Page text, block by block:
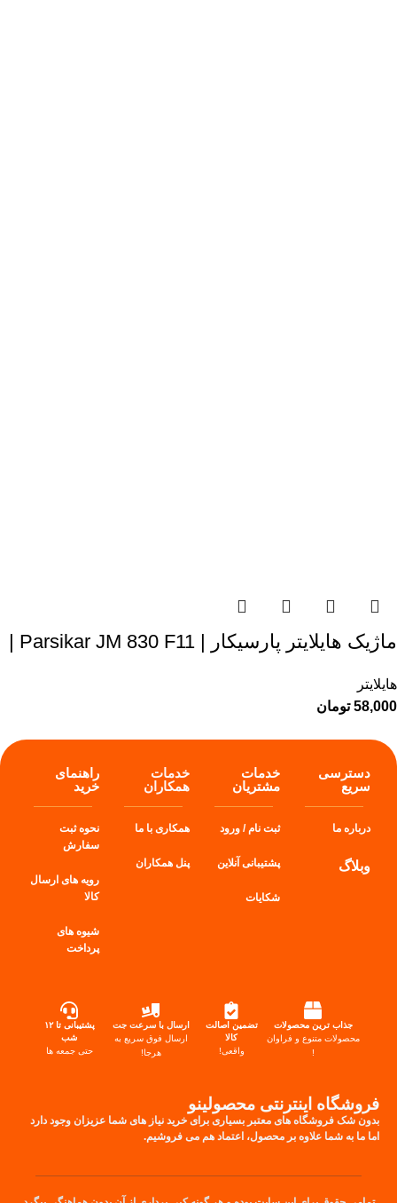
ماژیک هایلایتر پارسیکار | Parsikar JM 830 F11 |
هایلایتر
58,000 تومان
دسترسی
سریع
درباره ما
وبلاگ
خدمات
مشتریان
ثبت نام / ورود
پشتیبانی آنلاین
شکایات
خدمات
همکاران
همکاری با ما
پنل همکاران
راهنمای
خرید
نحوه ثبت
سفارش
رویه های ارسال
کالا
شیوه های
پرداخت
جذاب ترین محصولات
محصولات متنوع و فراوان
!
تضمین اصالت
کالا
واقعی!
ارسال با سرعت جت
ارسال فوق سریع به
هرجا!
پشتیبانی تا ۱۲
شب
حتی جمعه ها
فروشگاه اینترنتی محصولینو
بدون شک فروشگاه های معتبر بسیاری برای خرید نیاز های شما عزیزان وجود دارد
اما ما به شما علاوه بر محصول، اعتماد هم می فروشیم.